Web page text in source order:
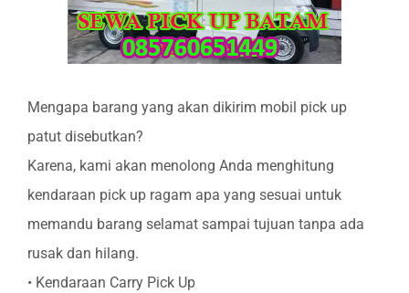
Mengapa barang yang akan dikirim mobil pick up
patut disebutkan?
Karena, kami akan menolong Anda menghitung
kendaraan pick up ragam apa yang sesuai untuk
memandu barang selamat sampai tujuan tanpa ada
rusak dan hilang.
• Kendaraan Carry Pick Up